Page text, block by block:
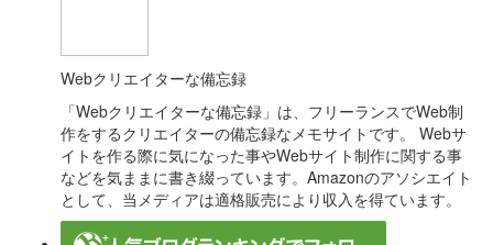
Webクリエイターな備忘録
「Webクリエイターな備忘録」は、フリーランスでWeb制
作をするクリエイターの備忘録なメモサイトです。 Webサ
イトを作る際に気になった事やWebサイト制作に関する事
などを気ままに書き綴っています。Amazonのアソシエイト
として、当メディアは適格販売により収入を得ています。